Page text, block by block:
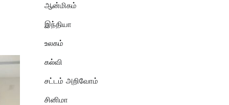
ஆன்மிகம்
இந்தியா
உலகம்
கல்வி
சட்டம் அறிவோம்
சினிமா